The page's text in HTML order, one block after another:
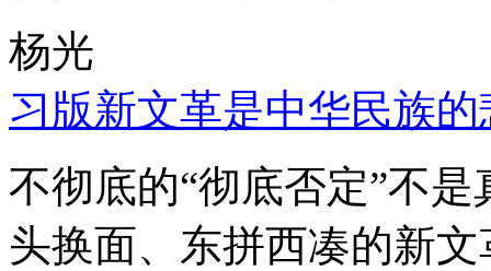
杨光
习版新文革是中华民族的
不彻底的“彻底否定”不
头换面、东拼西凑的新